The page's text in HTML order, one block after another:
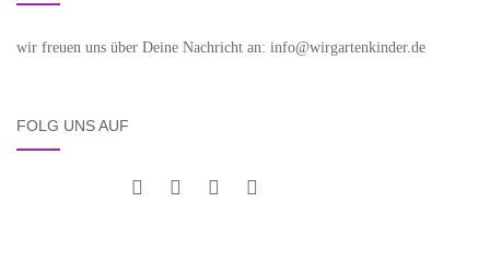
wir freuen uns über Deine Nachricht an: info@wirgartenkinder.de
FOLG UNS AUF